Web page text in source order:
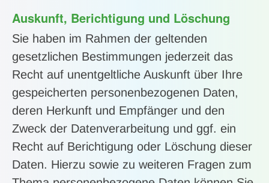
Auskunft, Berichtigung und Löschung
Sie haben im Rahmen der geltenden
gesetzlichen Bestimmungen jederzeit das
Recht auf unentgeltliche Auskunft über Ihre
gespeicherten personenbezogenen Daten,
deren Herkunft und Empfänger und den
Zweck der Datenverarbeitung und ggf. ein
Recht auf Berichtigung oder Löschung dieser
Daten. Hierzu sowie zu weiteren Fragen zum